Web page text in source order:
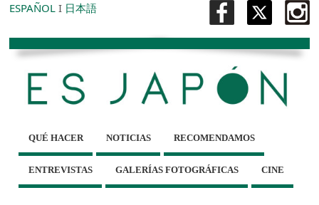
ESPAÑOL I 日本語
QUÉ HACER NOTICIAS RECOMENDAMOS
ENTREVISTAS GALERÍAS FOTOGRÁFICAS CINE